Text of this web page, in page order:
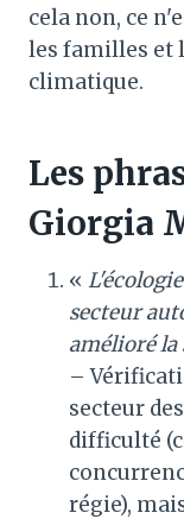
cela non, ce
les familles et
climatique.
Les
Giorgia
«
secteur
amélioré la
–
secteur
difficulté
régie),